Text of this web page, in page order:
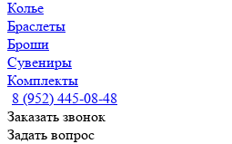
Колье
Браслеты
Броши
Сувениры
Комплекты
8 (952) 445-08-48
Заказать звонок
Задать вопрос